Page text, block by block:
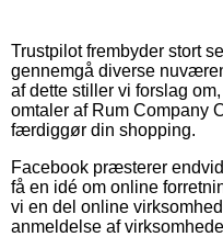
Trustpilot frembyder stort
gennemgå diverse
af dette stiller vi forslag
omtaler af Rum Company
færdiggør din shopping.
Facebook præsterer
få en idé om online
vi en del online
anmeldelse af